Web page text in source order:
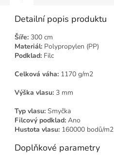
Detailní popis produktu
Šíře: 300 cm
Materiál: Polypropylen (PP)
Podklad: Filc
Celková váha: 1170 g/m2
Výška vlasu: 3 mm
Typ vlasu: Smyčka
Filcový podklad: Ano
Hustota vlasu: 160000 bodů/m2
Doplňkové parametry